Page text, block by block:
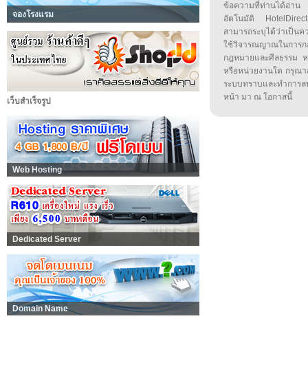
จองโรงแรม
เว็บสำเร็จรูป
Web Hosting
Dedicated Server
Domain Name
ข้อความที่ท่านได้อ่าน
อัตโนมัติ
สามารถระบุได้ว่าเป็น
ใช้วิจารณญาณในกา
กฎหมายและศีลธรรม
หรือหน่วยงานใด กรุณา
ระบบทราบและทำกา
หน้า มา ณ โอกาสนี้